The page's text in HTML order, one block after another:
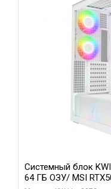
Системный блок
64 ГБ ОЗУ/ MSI